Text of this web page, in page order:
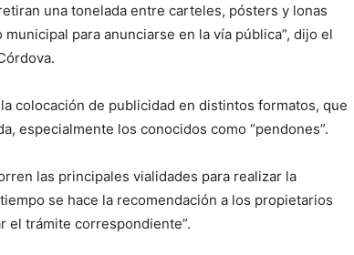
una tonelada entre carteles, pósters y lonas
para anunciarse en la vía pública”, dijo el
colocación de publicidad en distintos formatos, que
especialmente los conocidos como “pendones”.
las principales vialidades para realizar la
se hace la recomendación a los propietarios
el trámite correspondiente”.